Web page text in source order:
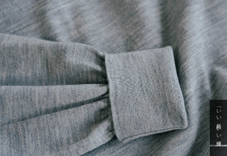
「いい年齢 いい洋服」